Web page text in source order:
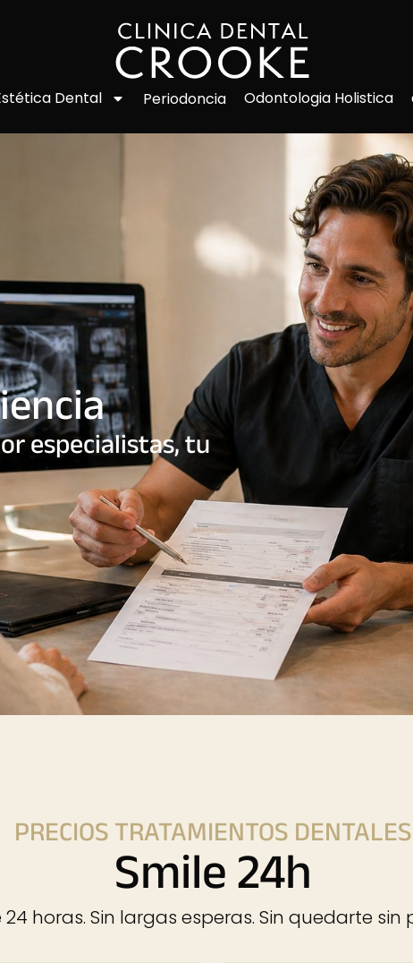
Dental Periodoncia Odontologia Holistica
especialistas, tu
PRECIOS TRATAMIENTOS DENTALES
Smile 24h
horas. Sin largas esperas. Sin quedarte sin